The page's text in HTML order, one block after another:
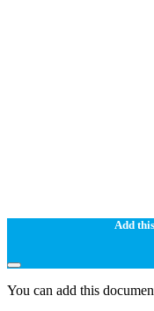
Add
You can add this